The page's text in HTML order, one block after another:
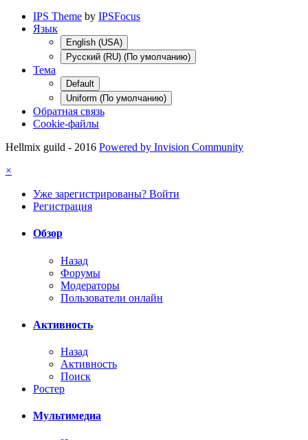
IPS Theme by IPSFocus
Язык
English (USA)
Русский (RU) (По умолчанию)
Тема
Default
Uniform (По умолчанию)
Обратная связь
Cookie-файлы
Hellmix guild - 2016 Powered by Invision Community
×
Уже зарегистрированы? Войти
Регистрация
Обзор
Назад
Форумы
Модераторы
Пользователи онлайн
Активность
Назад
Активность
Поиск
Ростер
Мультимедиа